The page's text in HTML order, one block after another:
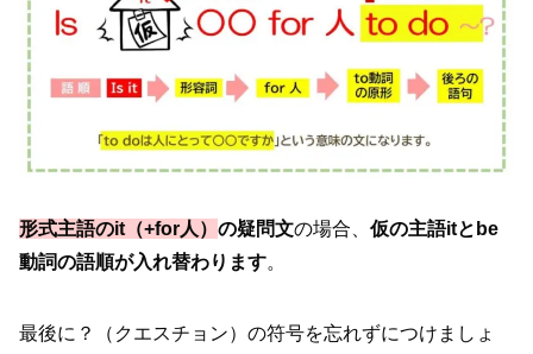
形式主語のit（+for人 ） の疑問文の場合、 仮の主語itとbe
動詞の語順が入れ替わります。
最後に？（クエスチョン）の符号を忘れずにつけましょ